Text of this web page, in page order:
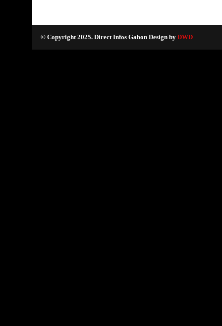
© Copyright 2025. Direct Infos Gabon Design by DWD